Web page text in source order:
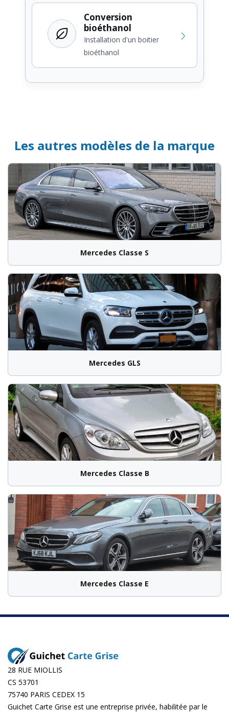
Conversion
bioéthanol
Installation d'un boitier
bioéthanol
Les autres modèles de la marque
Mercedes Classe S
Mercedes GLS
Mercedes Classe B
Mercedes Classe E
28 RUE MIOLLIS
CS 53701
75740 PARIS CEDEX 15
Guichet Carte Grise est une entreprise privée, habilitée par le